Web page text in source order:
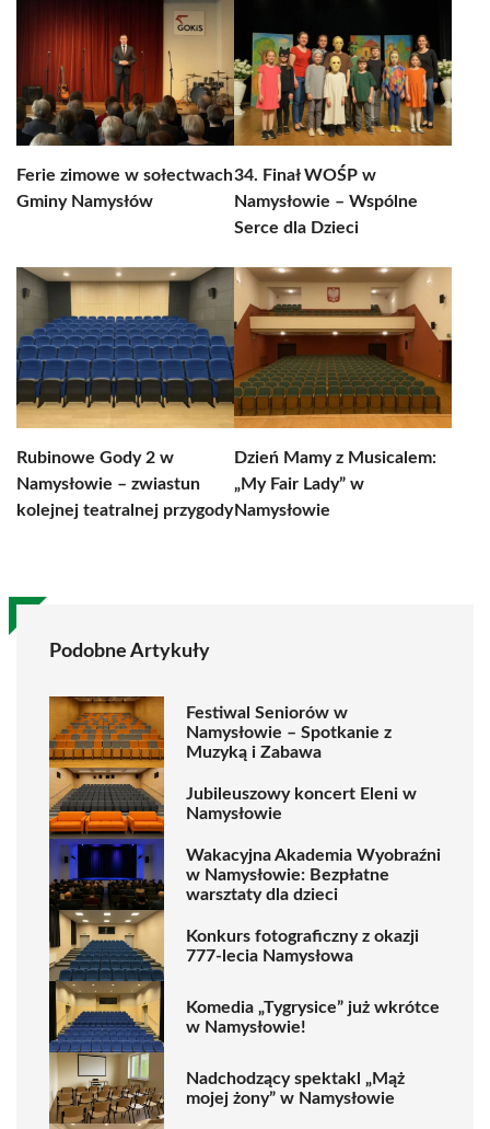
Ferie zimowe w sołectwach
Gminy Namysłów
34. Finał WOŚP w
Namysłowie – Wspólne
Serce dla Dzieci
Rubinowe Gody 2 w
Namysłowie – zwiastun
kolejnej teatralnej przygody
Dzień Mamy z Musicalem:
„My Fair Lady” w
Namysłowie
Podobne Artykuły
Festiwal Seniorów w
Namysłowie – Spotkanie z
Muzyką i Zabawa
Jubileuszowy koncert Eleni w
Namysłowie
Wakacyjna Akademia Wyobraźni
w Namysłowie: Bezpłatne
warsztaty dla dzieci
Konkurs fotograficzny z okazji
777-lecia Namysłowa
Komedia „Tygrysice” już wkrótce
w Namysłowie!
Nadchodzący spektakl „Mąż
mojej żony” w Namysłowie